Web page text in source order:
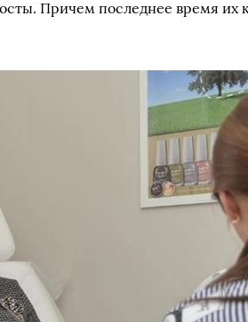
Причем последнее время их